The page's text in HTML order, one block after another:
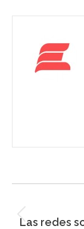
entre
Las redes